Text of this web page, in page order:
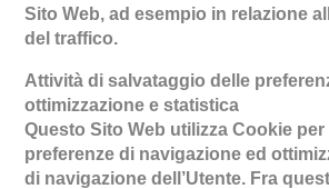
Sito Web, ad esempio in relazione
del traffico.
Attività di salvataggio delle
ottimizzazione e statistica
Questo Sito Web utilizza Cookie per
preferenze di navigazione ed
di navigazione dell’Utente. Fra